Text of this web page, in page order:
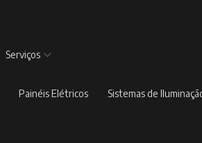
Serviços
Painéis Elétricos Sistemas de